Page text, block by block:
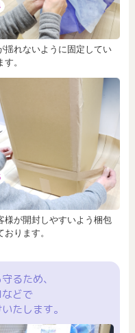
揺れないように固定してい
す。
様が開封しやすいよう梱包
おります。
るため、
どで
たします。